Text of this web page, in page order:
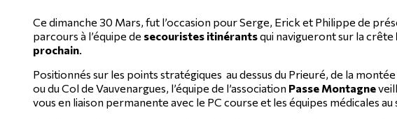
Ce dimanche 30 Mars, fut l’occasion pour Serge, Erick et Philippe de
parcours à l’équipe de secouristes itinérantsqui navigueront sur la crête
prochain.
Positionnés sur les points stratégiques au dessus du Prieuré, de la
ou du Col de Vauvenargues, l’équipe de l’association Passe Montagne
vous en liaison permanente avec le PC course et les équipes médicales au